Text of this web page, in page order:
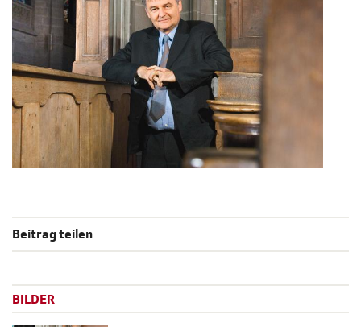
Beitrag teilen
BILDER